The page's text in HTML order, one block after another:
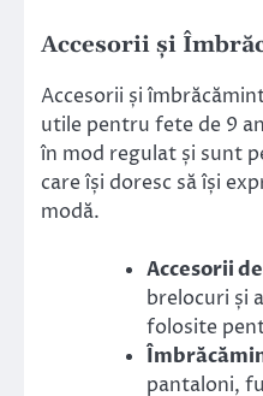
Accesorii și
Accesorii și
utile pentru fete de 9
în mod regulat și sunt
care își doresc să își
modă.
Accesorii
brelocuri și
folosite
pantaloni,